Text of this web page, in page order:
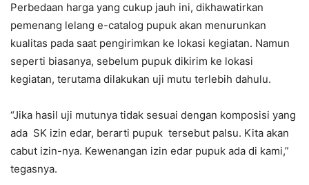
Perbedaan harga yang cukup jauh ini, dikhawatirkan
pemenang lelang e-catalog pupuk akan menurunkan
kualitas pada saat pengirimkan ke lokasi kegiatan. Namun
seperti biasanya, sebelum pupuk dikirim ke lokasi
kegiatan, terutama dilakukan uji mutu terlebih dahulu.
“Jika hasil uji mutunya tidak sesuai dengan komposisi yang
ada SK izin edar, berarti pupuk tersebut palsu. Kita akan
cabut izin-nya. Kewenangan izin edar pupuk ada di kami,”
tegasnya.